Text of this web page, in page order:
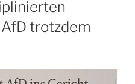
trotzdem